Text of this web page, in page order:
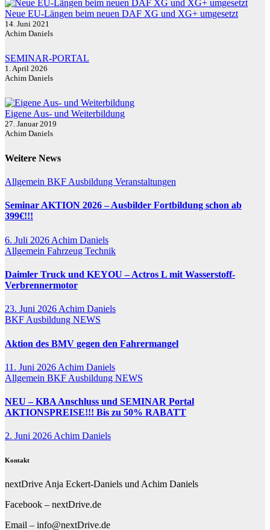
Neue EU-Längen beim neuen DAF XG und XG+ umgesetzt
14. Juni 2021
Achim Daniels
SEMINAR-PORTAL
1. April 2026
Achim Daniels
Eigene Aus- und Weiterbildung
27. Januar 2019
Achim Daniels
Weitere News
Allgemein BKF Ausbildung Veranstaltungen
Seminar AKTION 2026 – Ausbilder Fortbildung schon ab
399€!!!
6. Juli 2026 Achim Daniels
Allgemein Fahrzeug Technik
Daimler Truck und KEYOU – Actros L mit Wasserstoff-
Verbrennermotor
23. Juni 2026 Achim Daniels
BKF Ausbildung NEWS
Aktion des BMV gegen den Fahrermangel
11. Juni 2026 Achim Daniels
Allgemein BKF Ausbildung NEWS
NEU – KBA Anschluss und SEMINAR Portal
AKTIONSPREISE!!! Bis zu 50% RABATT
2. Juni 2026 Achim Daniels
Kontakt
nextDrive Anja Eckert-Daniels und Achim Daniels
Facebook – nextDrive.de
Email – info@nextDrive.de